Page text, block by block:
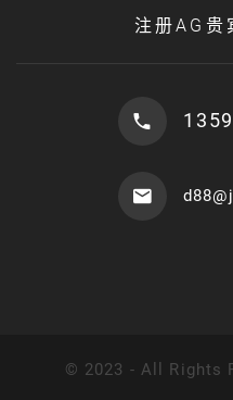
注册AG贵
© 2023 - All Rights